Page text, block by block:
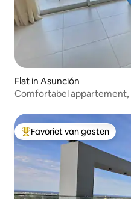
Flat in Asunción
Comfortabel appartement,
Topfavoriet van gasten
Favoriet van gasten